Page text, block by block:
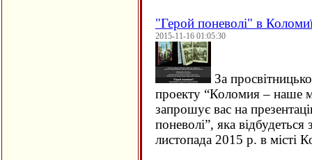
"Герой поневолі" в
2015-11-16 01:05:30
За
проекту “Коломия – наше
запрошує вас на
поневолі”, яка відбудеться
листопада 2015 р. в місті